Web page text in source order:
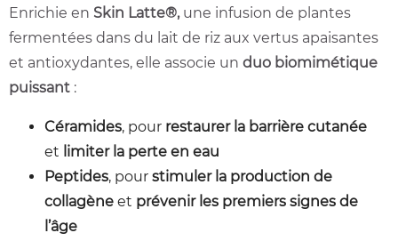
Enrichie en Skin Latte®, une infusion de plantes
fermentées dans du lait de riz aux vertus apaisantes
et antioxydantes, elle associe un duo biomimétique
puissant :
Céramides, pour restaurer la barrière cutanée
et limiter la perte en eau
Peptides, pour stimuler la production de
collagène et prévenir les premiers signes de
l’âge